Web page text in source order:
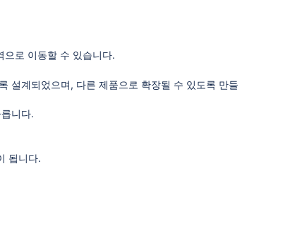
으로 이동할 수 있습니다.
설계되었으며, 다른 제품으로 확장될 수 있도록 만들
니다.
됩니다.